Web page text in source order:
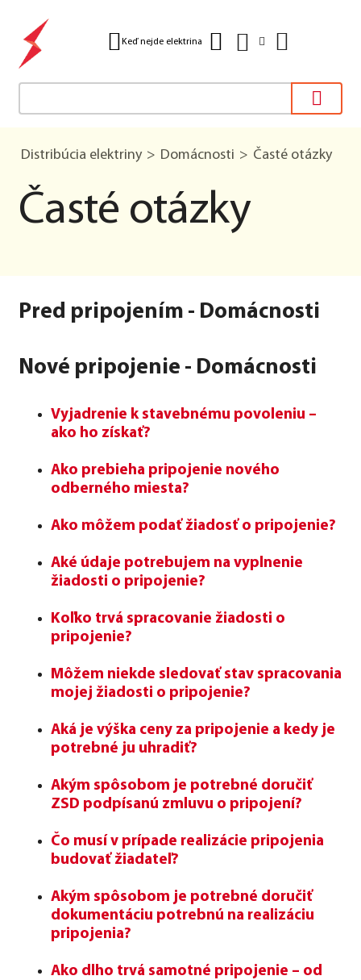
Keď nejde elektrina
Distribúcia elektriny Domácnosti Časté otázky
Časté otázky
Pred pripojením - Domácnosti
Nové pripojenie - Domácnosti
Vyjadrenie k stavebnému povoleniu –
ako ho získať?
Ako prebieha pripojenie nového
odberného miesta?
Ako môžem podať žiadosť o pripojenie?
Aké údaje potrebujem na vyplnenie
žiadosti o pripojenie?
Koľko trvá spracovanie žiadosti o
pripojenie?
Môžem niekde sledovať stav spracovania
mojej žiadosti o pripojenie?
Aká je výška ceny za pripojenie a kedy je
potrebné ju uhradiť?
Akým spôsobom je potrebné doručiť
ZSD podpísanú zmluvu o pripojení?
Čo musí v prípade realizácie pripojenia
budovať žiadateľ?
Akým spôsobom je potrebné doručiť
dokumentáciu potrebnú na realizáciu
pripojenia?
Ako dlho trvá samotné pripojenie – od